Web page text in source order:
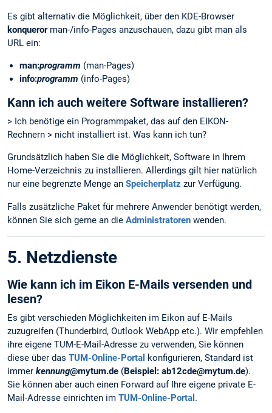
Es gibt alternativ die Möglichkeit, über den KDE-Browser
konquerorman-/info-Pages anzuschauen, dazu gibt man als
URL ein:
man:programm (man-Pages)
info:programm (info-Pages)
Kann ich auch weitere Software installieren?
> Ich benötige ein Programmpaket, das auf den EIKON-
Rechnern > nicht installiert ist. Was kann ich tun?
Grundsätzlich haben Sie die Möglichkeit, Software in Ihrem
Home-Verzeichnis zu installieren. Allerdings gilt hier natürlich
nur eine begrenzte Menge an Speicherplatz zur Verfügung.
Falls zusätzliche Paket für mehrere Anwender benötigt werden,
können Sie sich gerne an die Administratoren wenden.
5. Netzdienste
Wie kann ich im Eikon E-Mails versenden und
lesen?
Es gibt verschieden Möglichkeiten im Eikon auf E-Mails
zuzugreifen (Thunderbird, Outlook WebApp etc.). Wir empfehlen
ihre eigene TUM-E-Mail-Adresse zu verwenden, Sie können
diese über das TUM-Online-Portal konfigurieren, Standard ist
immer kennung@mytum.de (Beispiel: ab12cde@mytum.de).
Sie können aber auch einen Forward auf Ihre eigene private E-
Mail-Adresse einrichten im TUM-Online-Portal .